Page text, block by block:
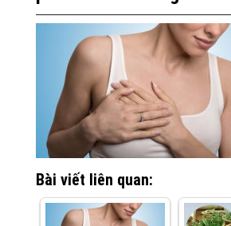
Bài viết liên quan: